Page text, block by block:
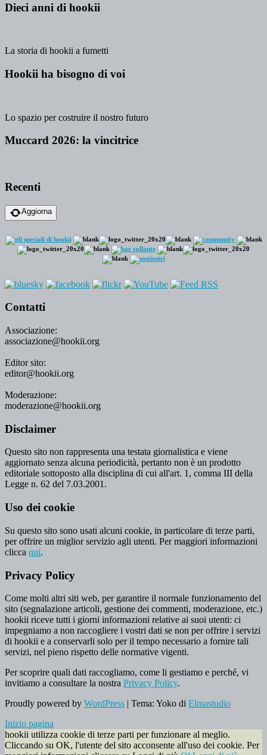
Dieci anni di hookii
La storia di hookii a fumetti
Hookii ha bisogno di voi
Lo spazio per costruire il nostro futuro
Muccard 2026: la vincitrice
Recenti
Aggiorna
Contatti
Associazione:
associazione@hookii.org
Editor sito:
editor@hookii.org
Moderazione:
moderazione@hookii.org
Disclaimer
Questo sito non rappresenta una testata giornalistica e viene
aggiornato senza alcuna periodicità, pertanto non è un prodotto
editoriale sottoposto alla disciplina di cui all'art. 1, comma III della
Legge n. 62 del 7.03.2001.
Uso dei cookie
Su questo sito sono usati alcuni cookie, in particolare di terze parti,
per offrire un miglior servizio agli utenti. Per maggiori informazioni
clicca qui.
Privacy Policy
Come molti altri siti web, per garantire il normale funzionamento del
sito (segnalazione articoli, gestione dei commenti, moderazione, etc.)
hookii riceve tutti i giorni informazioni relative ai suoi utenti: ci
impegniamo a non raccogliere i vostri dati se non per offrire i servizi
di hookii e a conservarli solo per il tempo necessario a fornire tali
servizi, nel pieno rispetto delle normative vigenti.
Per scoprire quali dati raccogliamo, come li gestiamo e perché, vi
invitiamo a consultare la nostra Privacy Policy.
Proudly powered by WordPress | Tema: Yoko di Elmastudio
Inizio pagina
hookii utilizza cookie di terze parti per funzionare al meglio.
Cliccando su OK, l'utente del sito acconsente all'uso dei cookie. Per